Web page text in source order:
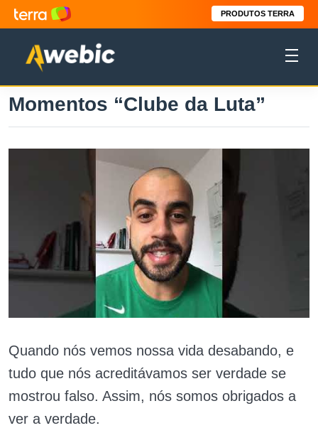
PRODUTOS TERRA
Momentos “Clube da Luta”
Quando nós vemos nossa vida desabando, e
tudo que nós acreditávamos ser verdade se
mostrou falso. Assim, nós somos obrigados a
ver a verdade.